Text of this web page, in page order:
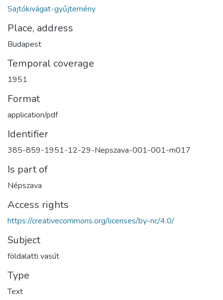
Sajtókivágat-gyűjtemény
Place, address
Budapest
Temporal coverage
1951
Format
application/pdf
Identifier
385-859-1951-12-29-Nepszava-001-001-m017
Is part of
Népszava
Access rights
https://creativecommons.org/licenses/by-nc/4.0/
Subject
földalatti vasút
Type
Text